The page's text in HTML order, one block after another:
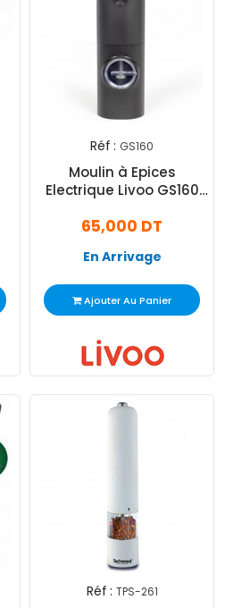
Réf : GS160
Moulin à Epices
Electrique Livoo GS160
65,000 DT
En Arrivage
Ajouter Au Panier
Réf : TPS-261